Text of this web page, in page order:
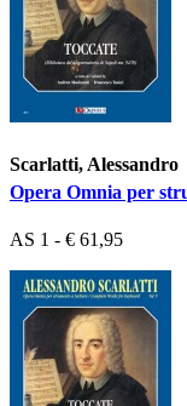
Scarlatti, Alessandro
Opera Omnia per
AS 1 - € 61,95